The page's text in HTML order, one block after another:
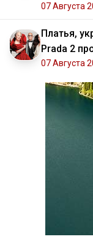
07 Августа
Платья,
Prada 2
07 Августа